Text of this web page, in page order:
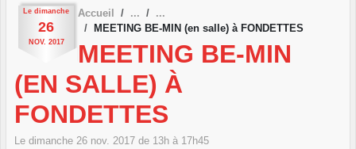
Le dimanche
26
NOV. 2017
Accueil
MEETING BE-MIN (en salle) à FONDETTES
MEETING BE-MIN
(EN SALLE) À
FONDETTES
Le dimanche 26 nov. 2017 de 13h à 17h45